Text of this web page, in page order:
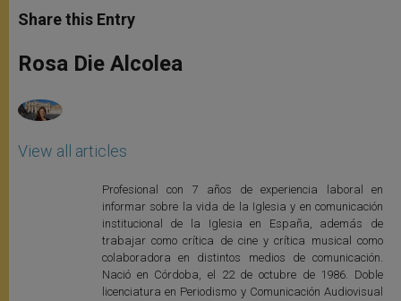
t
s
p
p
s
e
g
e
e
b
o
k
r
Share this Entry
Rosa Die Alcolea
View all articles
Profesional con 7 años de experiencia laboral en
informar sobre la vida de la Iglesia y en comunicación
institucional de la Iglesia en España, además de
trabajar como crítica de cine y crítica musical como
colaboradora en distintos medios de comunicación.
Nació en Córdoba, el 22 de octubre de 1986. Doble
licenciatura en Periodismo y Comunicación Audiovisual